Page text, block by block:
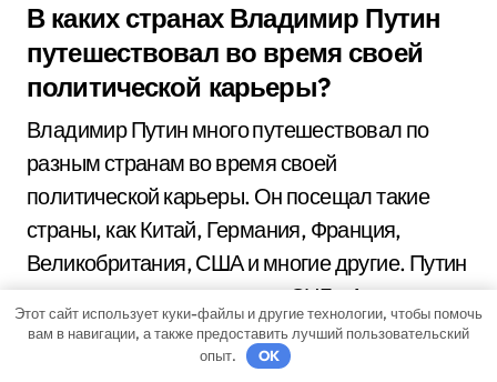
В каких странах Владимир Путин
путешествовал во время своей
политической карьеры?
Владимир Путин много путешествовал по
разным странам во время своей
политической карьеры. Он посещал такие
страны, как Китай, Германия, Франция,
Великобритания, США и многие другие. Путин
также часто ездит в страны СНГ и Азии для
участия в международных событиях.
Этот сайт использует куки-файлы и другие технологии, чтобы помочь
вам в навигации, а также предоставить лучший пользовательский
опыт.
OK